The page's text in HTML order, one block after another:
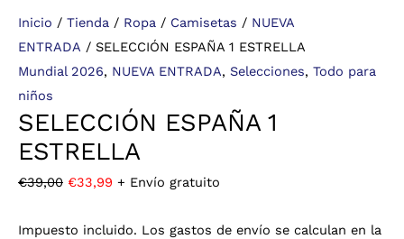
Inicio / Tienda / Ropa / Camisetas / NUEVA
ENTRADA / SELECCIÓN ESPAÑA 1 ESTRELLA
Mundial 2026, NUEVA ENTRADA, Selecciones, Todo para
niños
SELECCIÓN ESPAÑA 1
ESTRELLA
€39,00 €33,99 + Envío gratuito
Impuesto incluido. Los gastos de envío se calculan en la